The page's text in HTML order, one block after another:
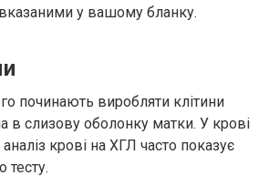
у вашому бланку.
починають виробляти клітини
в слизову оболонку матки. У крові
крові на ХГЛ часто показує
тесту.